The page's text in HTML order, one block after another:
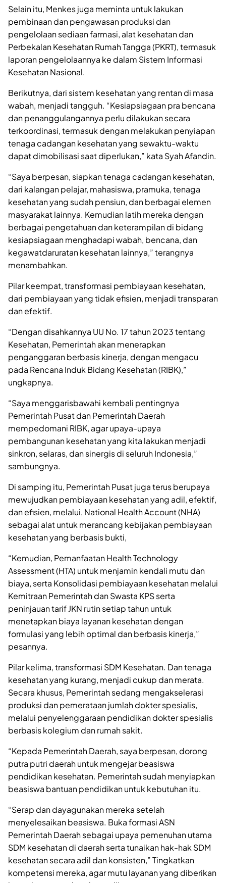
Selain itu, Menkes juga meminta untuk lakukan
pembinaan dan pengawasan produksi dan
pengelolaan sediaan farmasi, alat kesehatan dan
Perbekalan Kesehatan Rumah Tangga (PKRT), termasuk
laporan pengelolaannya ke dalam Sistem Informasi
Kesehatan Nasional.
Berikutnya, dari sistem kesehatan yang rentan di masa
wabah, menjadi tangguh. “Kesiapsiagaan pra bencana
dan penanggulangannya perlu dilakukan secara
terkoordinasi, termasuk dengan melakukan penyiapan
tenaga cadangan kesehatan yang sewaktu-waktu
dapat dimobilisasi saat diperlukan,” kata Syah Afandin.
“Saya berpesan, siapkan tenaga cadangan kesehatan,
dari kalangan pelajar, mahasiswa, pramuka, tenaga
kesehatan yang sudah pensiun, dan berbagai elemen
masyarakat lainnya. Kemudian latih mereka dengan
berbagai pengetahuan dan keterampilan di bidang
kesiapsiagaan menghadapi wabah, bencana, dan
kegawatdaruratan kesehatan lainnya,” terangnya
menambahkan.
Pilar keempat, transformasi pembiayaan kesehatan,
dari pembiayaan yang tidak efisien, menjadi transparan
dan efektif.
“Dengan disahkannya UU No. 17 tahun 2023 tentang
Kesehatan, Pemerintah akan menerapkan
penganggaran berbasis kinerja, dengan mengacu
pada Rencana Induk Bidang Kesehatan (RIBK),”
ungkapnya.
“Saya menggarisbawahi kembali pentingnya
Pemerintah Pusat dan Pemerintah Daerah
mempedomani RIBK, agar upaya-upaya
pembangunan kesehatan yang kita lakukan menjadi
sinkron, selaras, dan sinergis di seluruh Indonesia,”
sambungnya.
Di samping itu, Pemerintah Pusat juga terus berupaya
mewujudkan pembiayaan kesehatan yang adil, efektif,
dan efisien, melalui, National Health Account (NHA)
sebagai alat untuk merancang kebijakan pembiayaan
kesehatan yang berbasis bukti,
“Kemudian, Pemanfaatan Health Technology
Assessment (HTA) untuk menjamin kendali mutu dan
biaya, serta Konsolidasi pembiayaan kesehatan melalui
Kemitraan Pemerintah dan Swasta KPS serta
peninjauan tarif JKN rutin setiap tahun untuk
menetapkan biaya layanan kesehatan dengan
formulasi yang lebih optimal dan berbasis kinerja,”
pesannya.
Pilar kelima, transformasi SDM Kesehatan. Dan tenaga
kesehatan yang kurang, menjadi cukup dan merata.
Secara khusus, Pemerintah sedang mengakselerasi
produksi dan pemerataan jumlah dokter spesialis,
melalui penyelenggaraan pendidikan dokter spesialis
berbasis kolegium dan rumah sakit.
“Kepada Pemerintah Daerah, saya berpesan, dorong
putra putri daerah untuk mengejar beasiswa
pendidikan kesehatan. Pemerintah sudah menyiapkan
beasiswa bantuan pendidikan untuk kebutuhan itu.
“Serap dan dayagunakan mereka setelah
menyelesaikan beasiswa. Buka formasi ASN
Pemerintah Daerah sebagai upaya pemenuhan utama
SDM kesehatan di daerah serta tunaikan hak-hak SDM
kesehatan secara adil dan konsisten,” Tingkatkan
kompetensi mereka, agar mutu layanan yang diberikan